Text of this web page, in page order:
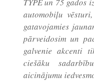
automobiļu
gatavojamies
pārveidosim un
galvenie akcenti
ciešāku
aicinājumu